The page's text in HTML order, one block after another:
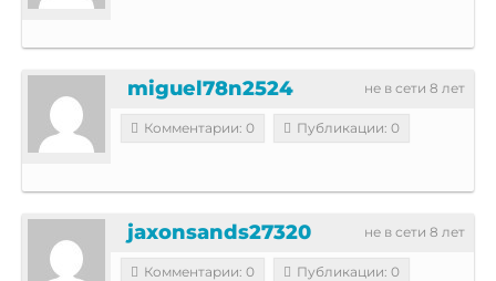
не в сети 8 лет
miguel78n2524
Комментарии: 0 Публикации: 0
не в сети 8 лет
jaxonsands27320
Комментарии: 0 Публикации: 0